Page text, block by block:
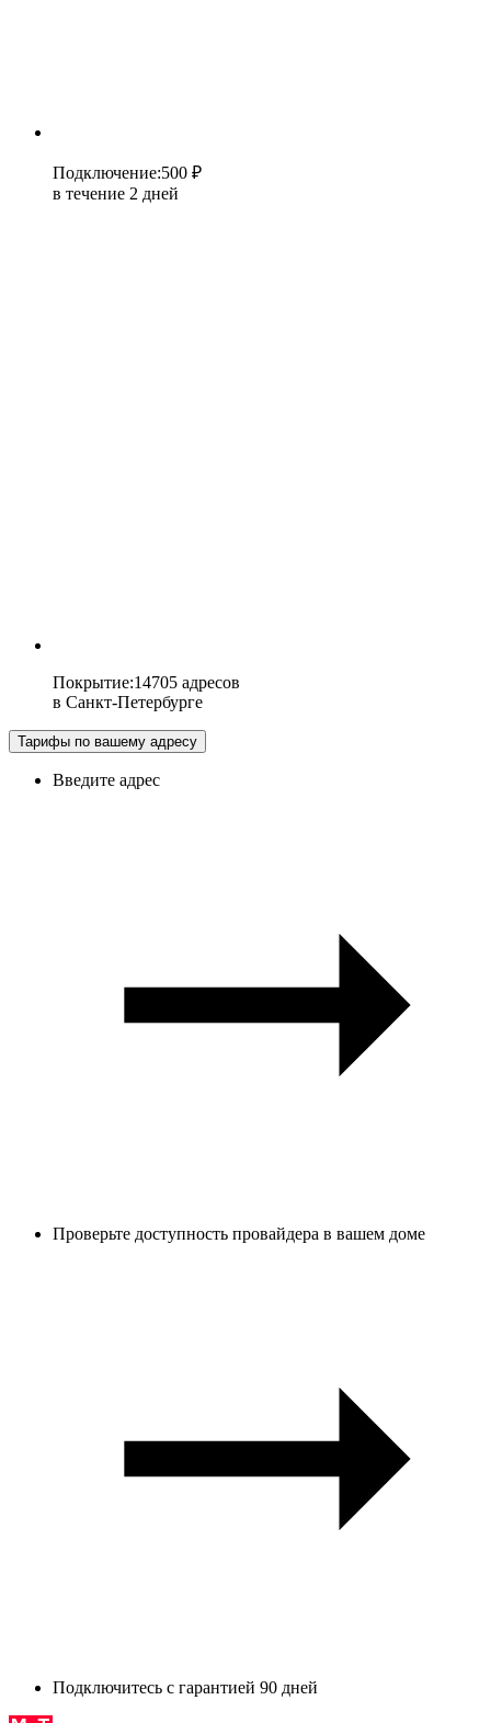
Подключение:500 ₽
в течение 2 дней
Покрытие:14705 адресов
в Санкт-Петербурге
Тарифы по вашему адресу
Введите адрес
Проверьте доступность провайдера в вашем доме
Подключитесь с гарантией 90 дней